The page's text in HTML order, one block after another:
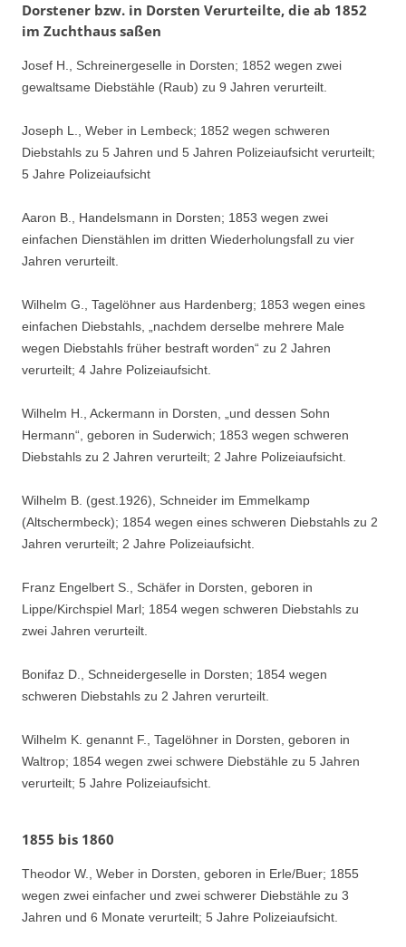
Dorstener bzw. in Dorsten Verurteilte, die ab 1852
im Zuchthaus saßen
Josef H., Schreinergeselle in Dorsten; 1852 wegen zwei
gewaltsame Diebstähle (Raub) zu 9 Jahren verurteilt.
Joseph L., Weber in Lembeck; 1852 wegen schweren
Diebstahls zu 5 Jahren und 5 Jahren Polizeiaufsicht verurteilt;
5 Jahre Polizeiaufsicht
Aaron B., Handelsmann in Dorsten; 1853 wegen zwei
einfachen Dienstählen im dritten Wiederholungsfall zu vier
Jahren verurteilt.
Wilhelm G., Tagelöhner aus Hardenberg; 1853 wegen eines
einfachen Diebstahls, „nachdem derselbe mehrere Male
wegen Diebstahls früher bestraft worden“ zu 2 Jahren
verurteilt; 4 Jahre Polizeiaufsicht.
Wilhelm H., Ackermann in Dorsten, „und dessen Sohn
Hermann“, geboren in Suderwich; 1853 wegen schweren
Diebstahls zu 2 Jahren verurteilt; 2 Jahre Polizeiaufsicht.
Wilhelm B. (gest.1926), Schneider im Emmelkamp
(Altschermbeck); 1854 wegen eines schweren Diebstahls zu 2
Jahren verurteilt; 2 Jahre Polizeiaufsicht.
Franz Engelbert S., Schäfer in Dorsten, geboren in
Lippe/Kirchspiel Marl; 1854 wegen schweren Diebstahls zu
zwei Jahren verurteilt.
Bonifaz D., Schneidergeselle in Dorsten; 1854 wegen
schweren Diebstahls zu 2 Jahren verurteilt.
Wilhelm K. genannt F., Tagelöhner in Dorsten, geboren in
Waltrop; 1854 wegen zwei schwere Diebstähle zu 5 Jahren
verurteilt; 5 Jahre Polizeiaufsicht.
1855 bis 1860
Theodor W., Weber in Dorsten, geboren in Erle/Buer; 1855
wegen zwei einfacher und zwei schwerer Diebstähle zu 3
Jahren und 6 Monate verurteilt; 5 Jahre Polizeiaufsicht.